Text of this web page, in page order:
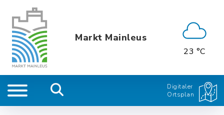
Markt Mainleus
23 °C
Digitaler
Ortsplan